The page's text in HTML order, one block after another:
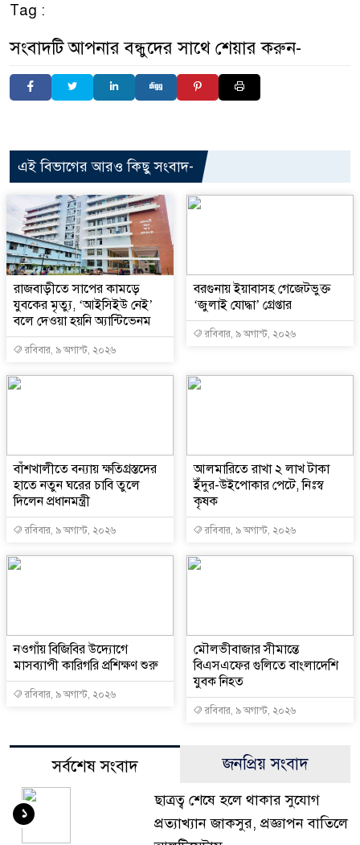
Tag :
সংবাদটি আপনার বন্ধুদের সাথে শেয়ার করুন-
এই বিভাগের আরও কিছু সংবাদ-
রাজবাড়ীতে সাপের কামড়ে
যুবকের মৃত্যু, ‌‘আইসিইউ নেই’
বলে দেওয়া হয়নি অ্যান্টিভেনম
রবিবার, ৯ অগাস্ট, ২০২৬
বরগুনায় ইয়াবাসহ গেজেটভুক্ত
‘জুলাই যোদ্ধা’ গ্রেপ্তার
রবিবার, ৯ অগাস্ট, ২০২৬
বাঁশখালীতে বন্যায় ক্ষতিগ্রস্তদের
হাতে নতুন ঘরের চাবি তুলে
দিলেন প্রধানমন্ত্রী
রবিবার, ৯ অগাস্ট, ২০২৬
আলমারিতে রাখা ২ লাখ টাকা
ইঁদুর-উইপোকার পেটে, নিঃস্ব
কৃষক
রবিবার, ৯ অগাস্ট, ২০২৬
নওগাঁয় বিজিবির উদ্যোগে
মাসব্যাপী কারিগরি প্রশিক্ষণ শুরু
রবিবার, ৯ অগাস্ট, ২০২৬
মৌলভীবাজার সীমান্তে
বিএসএফের গুলিতে বাংলাদেশি
যুবক নিহত
রবিবার, ৯ অগাস্ট, ২০২৬
সর্বশেষ সংবাদ জনপ্রিয় সংবাদ
ছাত্রত্ব শেষে হলে থাকার সুযোগ
প্রত্যাখ্যান জাকসুর, প্রজ্ঞাপন বাতিলে
১